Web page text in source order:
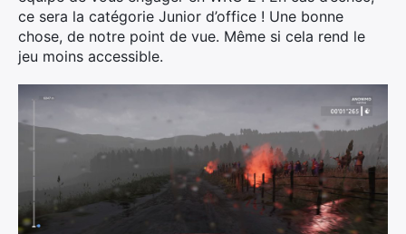
ce sera la catégorie Junior d’office ! Une bonne
chose, de notre point de vue. Même si cela rend le
jeu moins accessible.